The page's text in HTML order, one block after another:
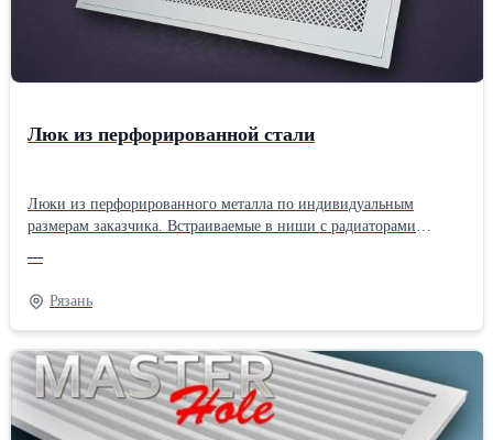
Люк из перфорированной стали
Люки из перфорированного металла по индивидуальным
размерам заказчика. Встраиваемые в ниши с радиаторами
перфораций. Дверка на замках, нажимных механизмах или
магнитах. Порошковая покраска по каталогу RAL более 200
цветов. Оптом и в розницу. Доставка службой перевозок по
России, по Рязани и Москве нашим
транспортом.Производитель: Собственное производство
—
Рязань